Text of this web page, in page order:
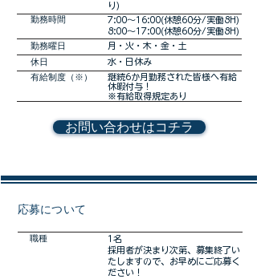
り)
7:00～16:00(休憩60分/実働8H)
8:00～17:00(休憩60分/実働8H)
勤務時間
勤務曜日 月・火・木・金・土
休日 水・日休み
有給制度（※）
継続6か月勤務された皆様へ有給
休暇付与！
※有給取得規定あり
お問い合わせはコチラ
​応募について
職種
1名
採用者が決まり次第、募集終了い
たしますので、お早めにご応募く
ださい！